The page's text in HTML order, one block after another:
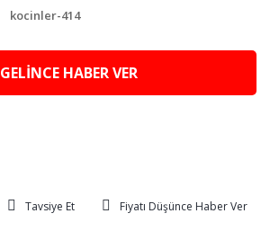
kocinler-414
GELİNCE HABER VER
Tavsiye Et
Fiyatı Düşünce Haber Ver